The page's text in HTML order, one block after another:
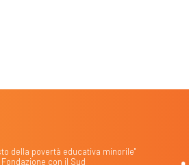
della povertà educativa minorile"
con il Sud